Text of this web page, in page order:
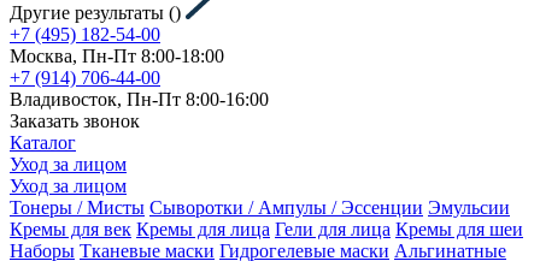
Другие результаты ()
+7 (495) 182-54-00
Москва, Пн-Пт 8:00-18:00
+7 (914) 706-44-00
Владивосток, Пн-Пт 8:00-16:00
Заказать звонок
Каталог
Уход за лицом
Уход за лицом
Тонеры / Мисты Сыворотки / Ампулы / Эссенции Эмульсии
Кремы для век Кремы для лица Гели для лица Кремы для шеи
Наборы Тканевые маски Гидрогелевые маски Альгинатные